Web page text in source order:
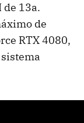
13a.
de
RTX 4080,